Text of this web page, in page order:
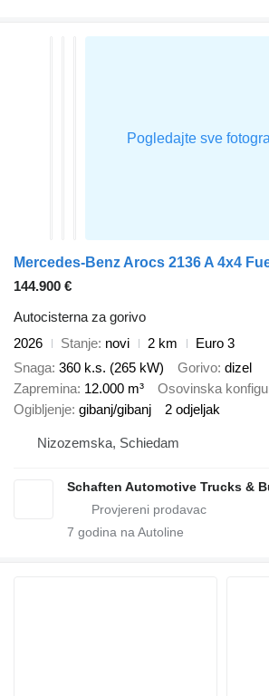
144.900 €
Autocisterna za gorivo
2026
Stanje novi 2 km
Euro 3
Snaga 360 k.s. (265 kW) Gorivo dizel
Zapremina 12.000 m³ Osovinska
Ogibljenje gibanj/gibanj 2 odjeljak
Nizozemska, Schiedam
Schaften Automotive Trucks &
7 godina na Autoline